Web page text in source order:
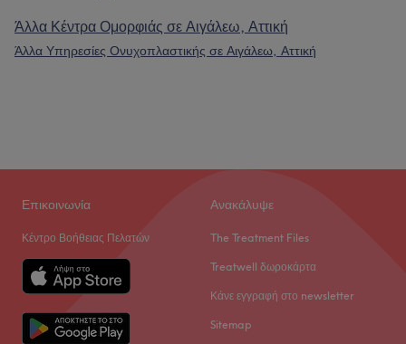
Άλλα Κέντρα Ομορφιάς σε Αιγάλεω, Αττική
Άλλα Υπηρεσίες Ονυχοπλαστικής σε Αιγάλεω, Αττική
Επικοινωνία
Κέντρο Βοήθειας Πελατών
Ανακάλυψε
The Treatment Files
Treatwell δωροκάρτα
Κάνε εγγραφή στο newsletter
Sitemap